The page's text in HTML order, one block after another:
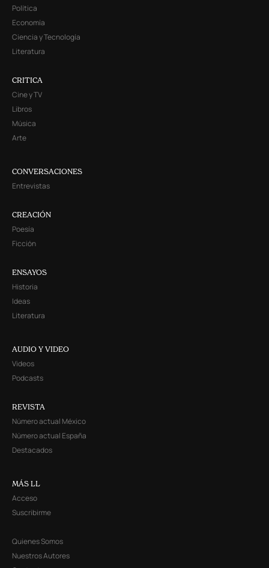
Política
Economía
Ciencia y Tecnología
Literatura
CRITICA
Cine y TV
Libros
Música
Arte
CONVERSACIONES
Entrevistas
CREACIÓN
Poesía
Ficción
ENSAYOS
Historia
Ideas
Literatura
AUDIO Y VIDEO
Videos
Podcasts
REVISTA
Número actual México
Número actual España
Destacados
MÁS LL
Acceso
Suscribirme
Quienes Somos
Nuestros Autores